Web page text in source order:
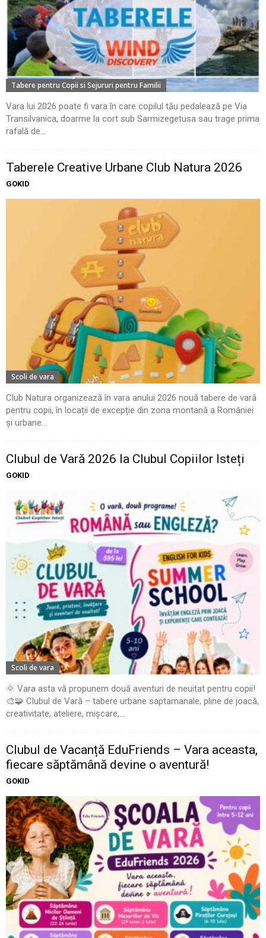
Tabere pentru Copii si Sejururi pentru Familii
Vara lui 2026 poate fi vara în care copilul tău pedalează pe Via
Transilvanica, doarme la cort sub Sarmizegetusa sau trage prima
rafală de...
Taberele Creative Urbane Club Natura 2026
GOKID
Scoli de vara
Club Natura organizează în vara anului 2026 nouă tabere de vară
pentru copii, în locații de excepție din zona montană a României
și urbane...
Clubul de Vară 2026 la Clubul Copiilor Isteți
GOKID
Scoli de vara
🌞 Vara asta vă propunem două aventuri de neuitat pentru copii!
🎨🧩 Clubul de Vară – tabere urbane saptamanale, pline de joacă,
creativitate, ateliere, mișcare,...
Clubul de Vacanță EduFriends – Vara aceasta,
fiecare săptămână devine o aventură!
GOKID